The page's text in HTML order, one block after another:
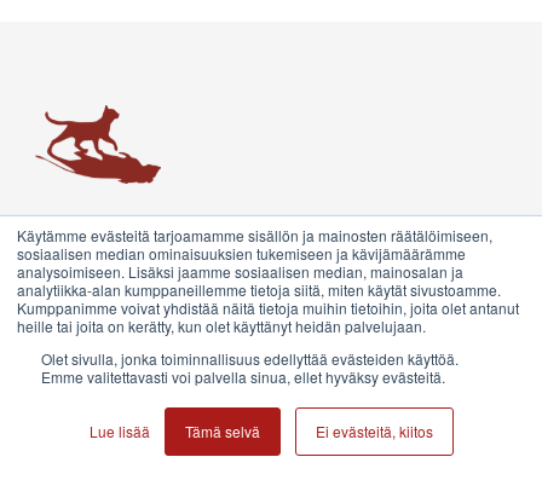
Käytämme evästeitä tarjoamamme sisällön ja mainosten räätälöimiseen,
sosiaalisen median ominaisuuksien tukemiseen ja kävijämäärämme
analysoimiseen. Lisäksi jaamme sosiaalisen median, mainosalan ja
analytiikka-alan kumppaneillemme tietoja siitä, miten käytät sivustoamme.
Kumppanimme voivat yhdistää näitä tietoja muihin tietoihin, joita olet antanut
heille tai joita on kerätty, kun olet käyttänyt heidän palvelujaan.
Olet sivulla, jonka toiminnallisuus edellyttää evästeiden käyttöä.
Emme valitettavasti voi palvella sinua, ellet hyväksy evästeitä.
Lue lisää Tämä selvä Ei evästeitä, kiitos
Trainers' House
True growth emerges from transformative encounters and
conversations. We are redefining encounter marketing and
coaching. This is what we call the Growth System.
Contact us